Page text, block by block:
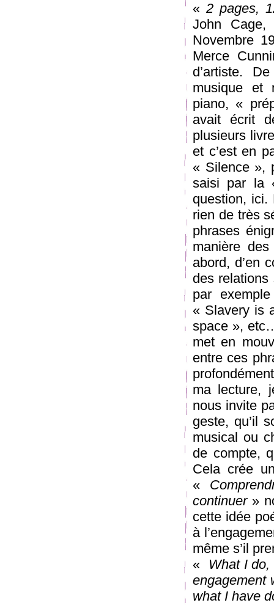
« 2 pages,
John
Novembre
Merce
d’artiste.
musique et
piano, «
avait écrit
plusieurs
et c’est en
« Silence »,
saisi par la
question, ici.
rien de très
phrases
manière
abord, d’en
des
par
« Slavery is
space »,
met en
entre ces
ma lecture,
nous invite
geste, qu’il
musical ou
de compte,
Cela crée
«
continuer»
cette idée
à
même s’il
«
What I
engagement
what I have